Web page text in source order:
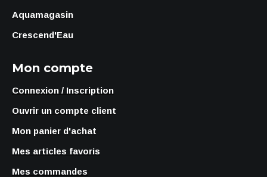
Aquamagasin
Crescend'Eau
Mon compte
Connexion / Inscription
Ouvrir un compte client
Mon panier d'achat
Mes articles favoris
Mes commandes